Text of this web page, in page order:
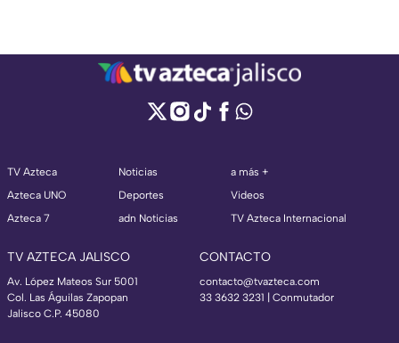
TV Azteca
Azteca UNO
Azteca 7
Noticias
Deportes
adn Noticias
a más +
Videos
TV Azteca Internacional
TV AZTECA JALISCO
Av. López Mateos Sur 5001
Col. Las Águilas Zapopan
Jalisco C.P. 45080
CONTACTO
contacto@tvazteca.com
33 3632 3231 | Conmutador